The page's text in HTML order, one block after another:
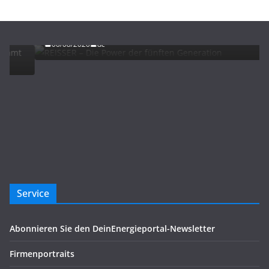
REISSER – Die Power der fünften Generation
06/08/2026 dc
Service
Abonnieren Sie den DeinEnergieportal-Newsletter
Firmenportraits